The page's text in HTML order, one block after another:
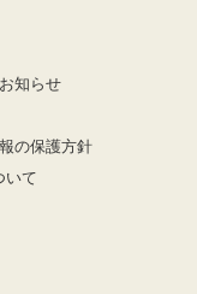
知らせ
の保護方針
いて